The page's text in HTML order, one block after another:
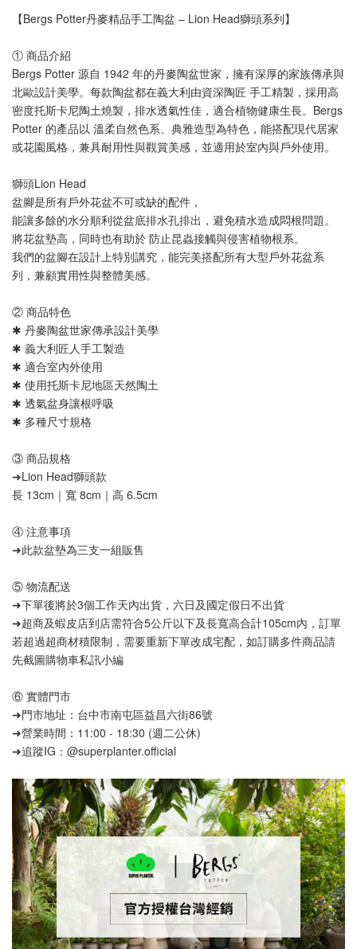
【Bergs Potter丹麥精品手工陶盆 – Lion Head獅頭系列】
① 商品介紹
Bergs Potter 源自 1942 年的丹麥陶盆世家，擁有深厚的家族傳承與
北歐設計美學。每款陶盆都在義大利由資深陶匠 手工精製，採用高
密度托斯卡尼陶土燒製，排水透氣性佳，適合植物健康生長。Bergs
Potter 的產品以 溫柔自然色系、典雅造型為特色，能搭配現代居家
或花園風格，兼具耐用性與觀賞美感，並適用於室內與戶外使用。
獅頭Lion Head
盆腳是所有戶外花盆不可或缺的配件，
能讓多餘的水分順利從盆底排水孔排出，避免積水造成悶根問題。
將花盆墊高，同時也有助於 防止昆蟲接觸與侵害植物根系。
我們的盆腳在設計上特別講究，能完美搭配所有大型戶外花盆系
列，兼顧實用性與整體美感。
② 商品特色
✱ 丹麥陶盆世家傳承設計美學
✱ 義大利匠人手工製造
✱ 適合室內外使用
✱ 使用托斯卡尼地區天然陶土
✱ 透氣盆身讓根呼吸
✱ 多種尺寸規格
③ 商品規格
➜Lion Head獅頭款
長 13cm｜寬 8cm｜高 6.5cm
④ 注意事項
➜此款盆墊為三支一組販售
⑤ 物流配送
➜下單後將於3個工作天內出貨，六日及國定假日不出貨
➜超商及蝦皮店到店需符合5公斤以下及長寬高合計105cm內，訂單
若超過超商材積限制，需要重新下單改成宅配，如訂購多件商品請
先截圖購物車私訊小編
⑥ 實體門市
➜門市地址：台中市南屯區益昌六街86號
➜營業時間：11:00 - 18:30 (週二公休)
➜追蹤IG：@superplanter.official